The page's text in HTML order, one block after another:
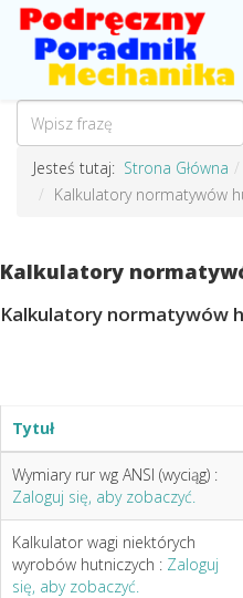
Jesteś tutaj: Strona Główna
Kalkulatory normatywów
Kalkulatory
Kalkulatory normatywów
Tytuł
Wymiary rur wg ANSI (wyciąg) :
Zaloguj się, aby zobaczyć.
Kalkulator wagi niektórych
wyrobów hutniczych : Zaloguj
się, aby zobaczyć.